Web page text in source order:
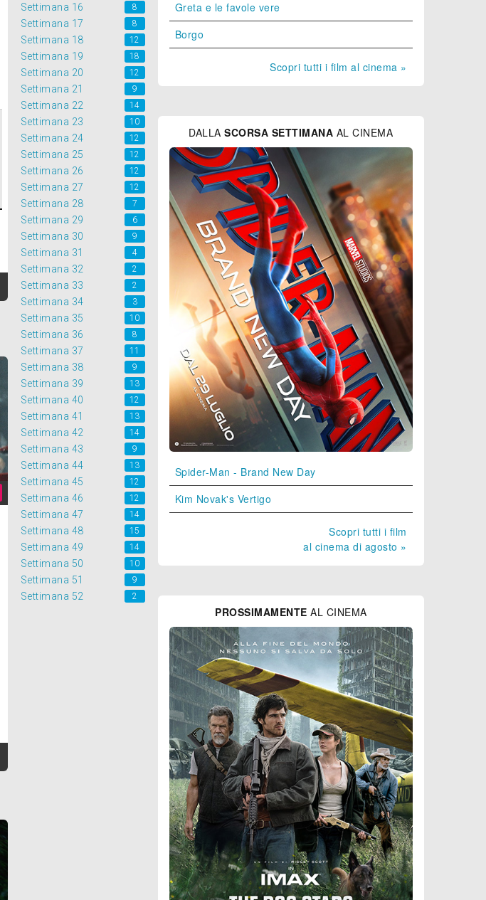
Settimana 16 8
Settimana 17 8
Settimana 18 12
Settimana 19 18
Settimana 20 12
Settimana 21 9
Settimana 22 14
Settimana 23 10
Settimana 24 12
Settimana 25 12
Settimana 26 12
Settimana 27 12
Settimana 28 7
Settimana 29 6
Settimana 30 9
Settimana 31 4
Settimana 32 2
Settimana 33 2
Settimana 34 3
Settimana 35 10
Settimana 36 8
Settimana 37 11
Settimana 38 9
Settimana 39 13
Settimana 40 12
Settimana 41 13
Settimana 42 14
Settimana 43 9
Settimana 44 13
Settimana 45 12
Settimana 46 12
Settimana 47 14
Settimana 48 15
Settimana 49 14
Settimana 50 10
Settimana 51 9
Settimana 52 2
Greta e le favole vere
Borgo
Scopri tutti i film al cinema »
DALLASCORSA SETTIMANA AL CINEMA
Spider-Man - Brand New Day
Kim Novak's Vertigo
Scopri tutti i film
al cinema di agosto »
PROSSIMAMENTE AL CINEMA